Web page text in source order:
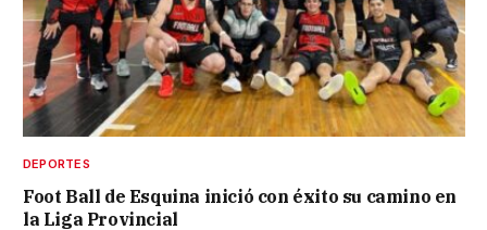
DEPORTES
Foot Ball de Esquina inició con éxito su camino en
la Liga Provincial